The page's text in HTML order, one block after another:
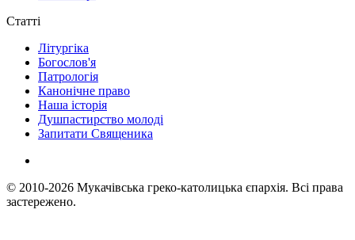
Статті
Літургіка
Богослов'я
Патрологія
Канонічне право
Наша історія
Душпастирство молоді
Запитати Священика
© 2010-2026 Мукачівська греко-католицька єпархія. Всі права
застережено.